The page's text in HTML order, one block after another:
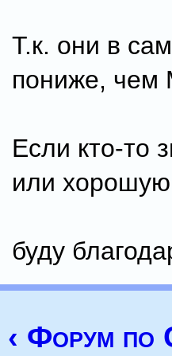
Т.к. они в
пониже, чем
Если кто-то
или
буду
‹ Форум по